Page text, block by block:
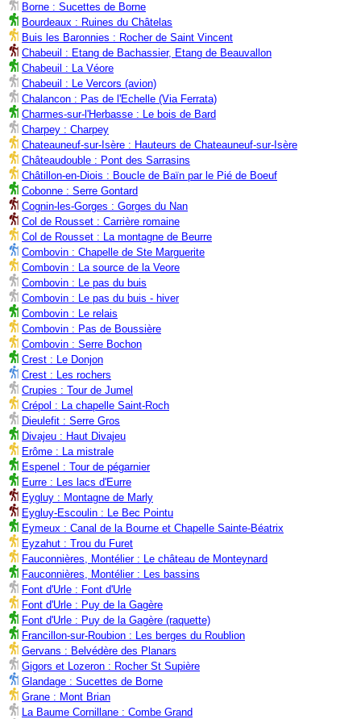
Borne : Sucettes de Borne
Bourdeaux : Ruines du Châtelas
Buis les Baronnies : Rocher de Saint Vincent
Chabeuil : Etang de Bachassier, Etang de Beauvallon
Chabeuil : La Véore
Chabeuil : Le Vercors (avion)
Chalancon : Pas de l'Echelle (Via Ferrata)
Charmes-sur-l'Herbasse : Le bois de Bard
Charpey : Charpey
Chateauneuf-sur-Isère : Hauteurs de Chateauneuf-sur-Isère
Châteaudouble : Pont des Sarrasins
Châtillon-en-Diois : Boucle de Baïn par le Pié de Boeuf
Cobonne : Serre Gontard
Cognin-les-Gorges : Gorges du Nan
Col de Rousset : Carrière romaine
Col de Rousset : La montagne de Beurre
Combovin : Chapelle de Ste Marguerite
Combovin : La source de la Veore
Combovin : Le pas du buis
Combovin : Le pas du buis - hiver
Combovin : Le relais
Combovin : Pas de Boussière
Combovin : Serre Bochon
Crest : Le Donjon
Crest : Les rochers
Crupies : Tour de Jumel
Crépol : La chapelle Saint-Roch
Dieulefit : Serre Gros
Divajeu : Haut Divajeu
Erôme : La mistrale
Espenel : Tour de pégarnier
Eurre : Les lacs d'Eurre
Eygluy : Montagne de Marly
Eygluy-Escoulin : Le Bec Pointu
Eymeux : Canal de la Bourne et Chapelle Sainte-Béatrix
Eyzahut : Trou du Furet
Fauconnières, Montélier : Le château de Monteynard
Fauconnières, Montélier : Les bassins
Font d'Urle : Font d'Urle
Font d'Urle : Puy de la Gagère
Font d'Urle : Puy de la Gagère (raquette)
Francillon-sur-Roubion : Les berges du Roublion
Gervans : Belvédère des Planars
Gigors et Lozeron : Rocher St Supière
Glandage : Sucettes de Borne
Grane : Mont Brian
La Baume Cornillane : Combe Grand